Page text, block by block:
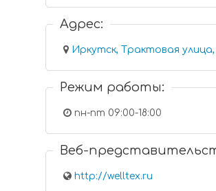
Адрес:
Иркутск, Трактовая улица,
Режим работы:
пн-пт 09:00-18:00
Веб-
http://welltex.ru